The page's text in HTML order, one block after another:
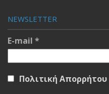
NEWSLETTER
E-mail *
Πολιτική Απορρήτου